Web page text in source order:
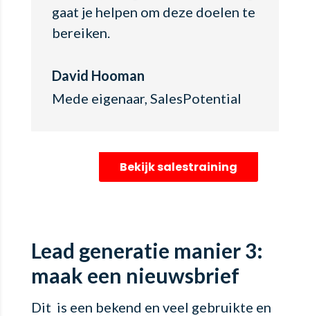
gaat je helpen om deze doelen te
bereiken.
David Hooman
Mede eigenaar, SalesPotential
Bekijk salestraining
Lead generatie manier 3:
maak een nieuwsbrief
Dit is een bekend en veel gebruikte en